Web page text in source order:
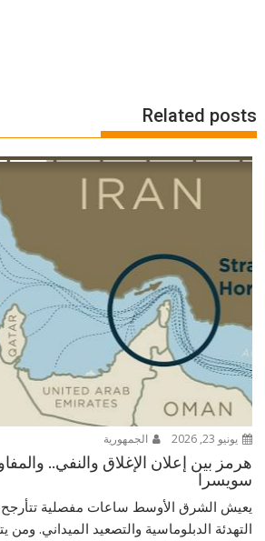
Related posts
يونيو 23, 2026 الجمهورية
هرمز بين إعلان الإغلاق والنفي..
سويسرا
يعيش الشرق الأوسط ساعات مفصلية تتأرجح
التهدئة الدبلوماسية والتصعيد الميداني. ومن